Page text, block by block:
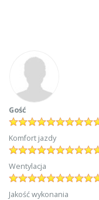
Gość
Komfort jazdy
Wentylacja
Jakość wykonania